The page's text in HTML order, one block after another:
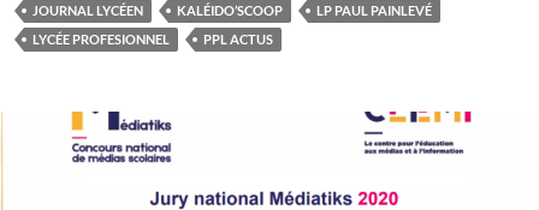
JOURNAL LYCÉEN KALÉIDO’SCOOP
LP PAUL PAINLEVÉ
LYCÉE PROFESIONNEL
PPL ACTUS